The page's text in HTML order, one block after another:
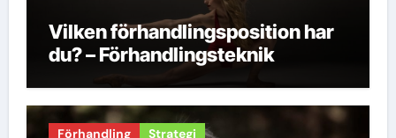
Vilken förhandlingsposition har
du? – Förhandlingsteknik
Förhandling Strategi